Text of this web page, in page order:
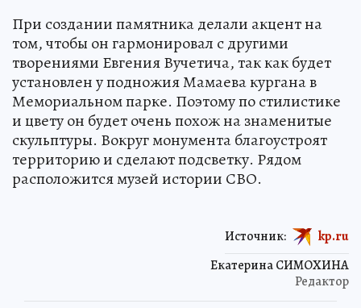
При создании памятника делали акцент на
том, чтобы он гармонировал с другими
творениями Евгения Вучетича, так как будет
установлен у подножия Мамаева кургана в
Мемориальном парке. Поэтому по стилистике
и цвету он будет очень похож на знаменитые
скульптуры. Вокруг монумента благоустроят
территорию и сделают подсветку. Рядом
расположится музей истории СВО.
Екатерина СИМОХИНА
Редактор
Источник: kp.ru